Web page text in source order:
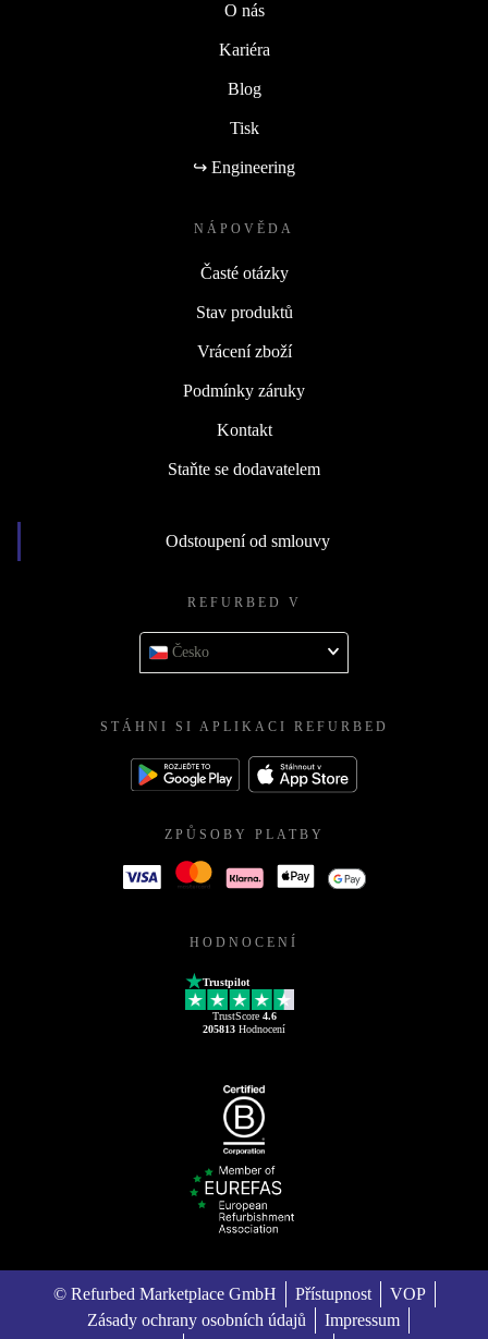
O nás
Kariéra
Blog
Tisk
↪ Engineering
NÁPOVĚDA
Časté otázky
Stav produktů
Vrácení zboží
Podmínky záruky
Kontakt
Staňte se dodavatelem
Odstoupení od smlouvy
REFURBED V
Česko
STÁHNI SI APLIKACI REFURBED
ZPŮSOBY PLATBY
HODNOCENÍ
Trustpilot
TrustScore 4.6
205813 Hodnocení
© Refurbed Marketplace GmbH Přístupnost
VOP
Zásady ochrany osobních údajů
Impressum